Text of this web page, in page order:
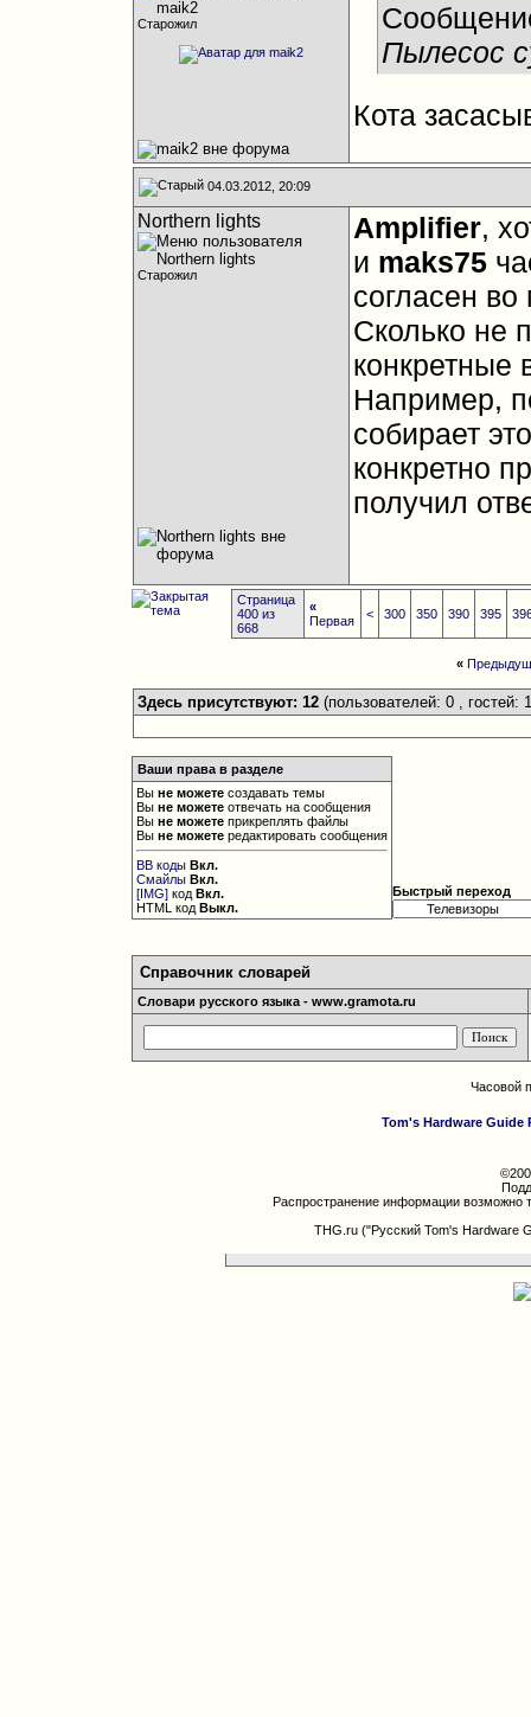
Старожил
Пылесос
Кота
04.03.2012, 20:09
Northern lights
Старожил
Amplifier,
и maks75
согласен
Сколько не
конкретные
Например,
собирает
конкретно
получил
Страница
400 из
668
«
Первая
< 300 350 390 395
«
Здесь присутствуют: 12 (пользователей: 0 , гостей:
Ваши права в разделе
Выне можете создавать темы
Выне можете отвечать на сообщения
Выне можете прикреплять файлы
Выне можете редактировать сообщения
BB коды Вкл.
Смайлы Вкл.
[IMG] кодВкл.
HTML кодВыкл.
Быстрый переход
Справочник словарей
Словари русского языка - www.gramota.ru
Часовой
Tom's Hardware Guide
Распространение информации возможно
THG.ru ("Русский Tom's Hardware